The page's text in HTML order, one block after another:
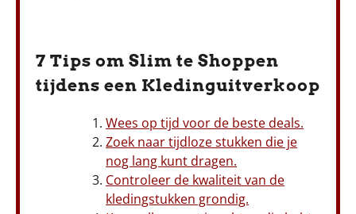
7 Tips om Slim te Shoppen
tijdens een Kledinguitverkoop
Wees op tijd voor de beste deals.
Zoek naar tijdloze stukken die je
nog lang kunt dragen.
Controleer de kwaliteit van de
kledingstukken grondig.